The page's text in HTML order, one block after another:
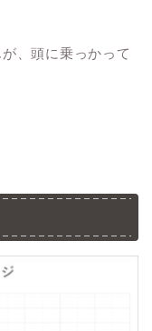
、頭に乗っかって